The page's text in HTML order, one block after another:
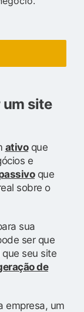
site
ativoque
e
que
sobre o
sua
ser que
seu site
de
empresa, um